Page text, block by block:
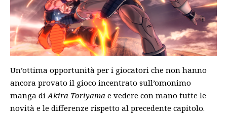
Un’ottima opportunità per i giocatori che non hanno
ancora provato il gioco incentrato sull’omonimo
manga diAkira Toriyama e vedere con mano tutte le
novità e le differenze rispetto al precedente capitolo.